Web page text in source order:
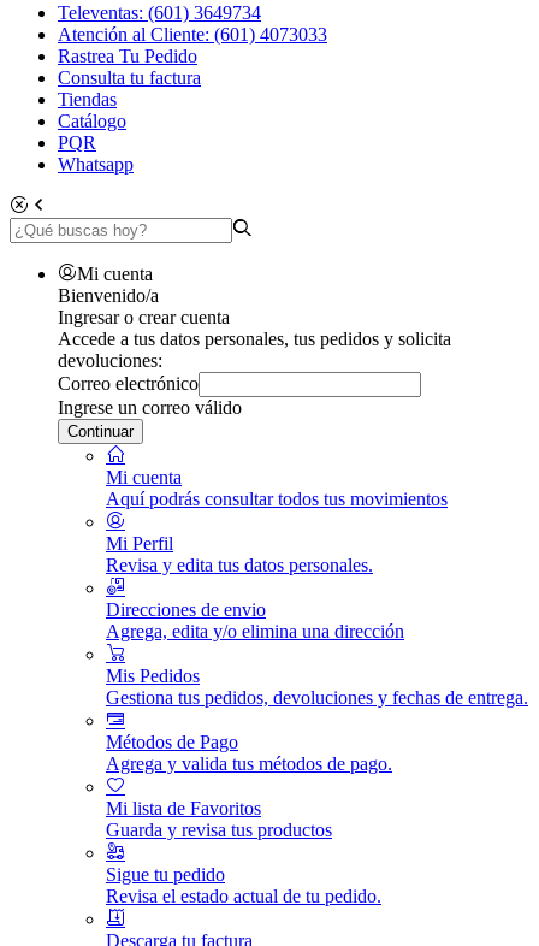
Televentas: (601) 3649734
Atención al Cliente: (601) 4073033
Rastrea Tu Pedido
Consulta tu factura
Tiendas
Catálogo
PQR
Whatsapp
Mi cuenta
Bienvenido/a
Ingresar o crear cuenta
Accede a tus datos personales, tus pedidos y solicita
devoluciones:
Correo electrónico
Ingrese un correo válido
Continuar
Mi cuenta
Aquí podrás consultar todos tus movimientos
Mi Perfil
Revisa y edita tus datos personales.
Direcciones de envio
Agrega, edita y/o elimina una dirección
Mis Pedidos
Gestiona tus pedidos, devoluciones y fechas de entrega.
Métodos de Pago
Agrega y valida tus métodos de pago.
Mi lista de Favoritos
Guarda y revisa tus productos
Sigue tu pedido
Revisa el estado actual de tu pedido.
Descarga tu factura